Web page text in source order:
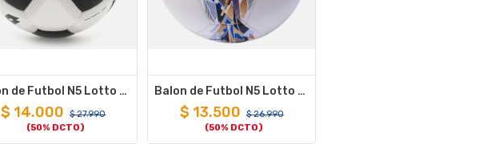
Balon de Futbol N5 Lotto STADIO 500 Blanco Negro
$ 14.000 $27.990
(50% DCTO)
Balon de Futbol N5 Lotto SCAPE Blanco Azul
$ 13.500 $26.990
(50% DCTO)